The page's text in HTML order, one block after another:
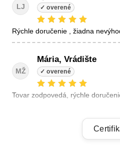
LJ
Rýchle doručenie , žiadna
MŽ
Mária, Vrádište
Tovar zodpovedá, rýchle
Linda, Veľký Krtíš